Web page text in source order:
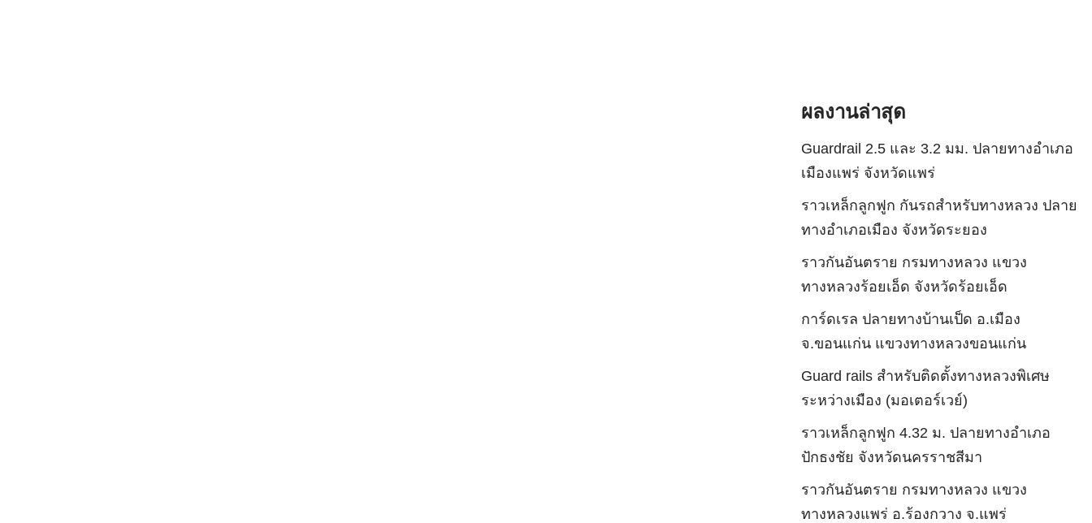
ผลงานล่าสุด
Guardrail 2.5 และ 3.2 มม. ปลายทางอำเภอ
เมืองแพร่ จังหวัดแพร่
ราวเหล็กลูกฟูก กันรถสําหรับทางหลวง ปลาย
ทางอำเภอเมือง จังหวัดระยอง
ราวกันอันตราย กรมทางหลวง แขวง
ทางหลวงร้อยเอ็ด จังหวัดร้อยเอ็ด
การ์ดเรล ปลายทางบ้านเป็ด อ.เมือง
จ.ขอนแก่น แขวงทางหลวงขอนแก่น
Guard rails สำหรับติดตั้งทางหลวงพิเศษ
ระหว่างเมือง (มอเตอร์เวย์)
ราวเหล็กลูกฟูก 4.32 ม. ปลายทางอำเภอ
ปักธงชัย จังหวัดนครราชสีมา
ราวกันอันตราย กรมทางหลวง แขวง
ทางหลวงแพร่ อ.ร้องกวาง จ.แพร่